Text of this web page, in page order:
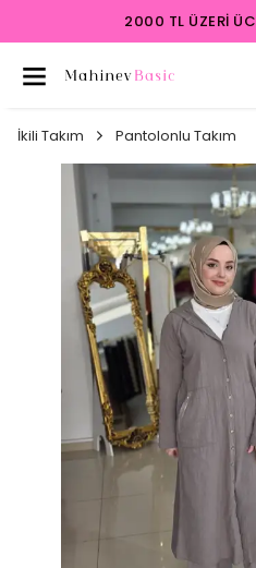
2000 TL ÜZERI
İkili Takım Pantolonlu Takım